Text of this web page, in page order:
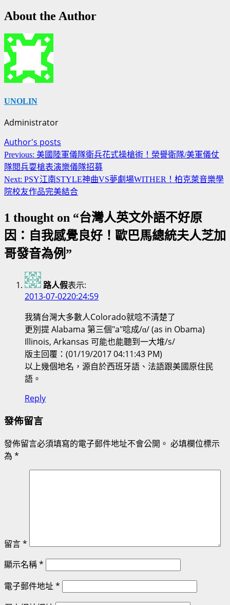
About the Author
UNOLIN
Administrator
Author's posts
Continue
Reading
Previous: 美國陸軍儀隊衛兵花式操槍術！榮譽衛隊/美軍儀仗
隊閱兵耍槍表演樂儀隊招募
Next: PSY江南STYLE神曲VS夢劇場WITHER！柏克萊音樂學
院校友作品完美結合
1 thought on “台灣人英文外語不好原
因：自我感覺良好！歐巴馬總統夫人芝加
哥發音為例 ”
路人假表示:
2013-07-0220:24:59
我猜台灣大多數人Colorado就唸不清楚了
更別提 Alabama 第三個"a"唸成/ɑ/ (as in Obama)
Illinois, Arkansas 可能也能聽到一大堆/s/
版主回覆：(01/19/2017 04:11:43 PM)
以上幾個地名，源自於西班牙語、法語跟美國原住民
語。
Reply
發佈留言
發佈留言必須填寫的電子郵件地址不會公開。 必填欄位標示
為 *
留言*
顯示名稱*
電子郵件地址*